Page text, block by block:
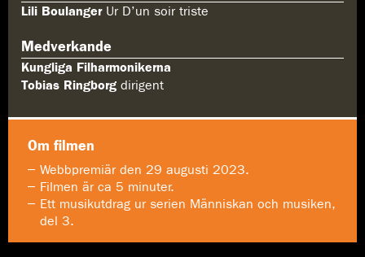
Lili Boulanger Ur D’un soir triste
Medverkande
Kungliga Filharmonikerna
Tobias Ringborg dirigent
Om filmen
Webbpremiär den 29 augusti 2023.
Filmen är ca 5 minuter.
Ett musikutdrag ur serien Människan och musiken,
del 3.